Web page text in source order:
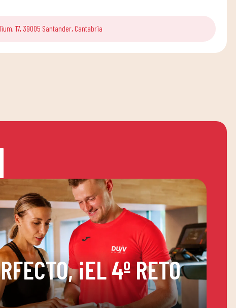
17, 39005 Santander, Cantabria
¡EL 4º RETO